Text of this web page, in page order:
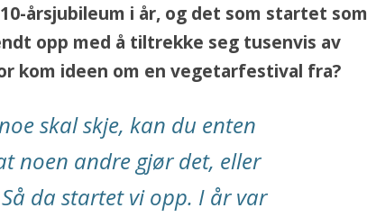
årsjubileum i år, og det som startet som
opp med å tiltrekke seg tusenvis av
kom ideen om en vegetarfestival fra?
skal skje, kan du enten
noen andre gjør det, eller
da startet vi opp. I år var